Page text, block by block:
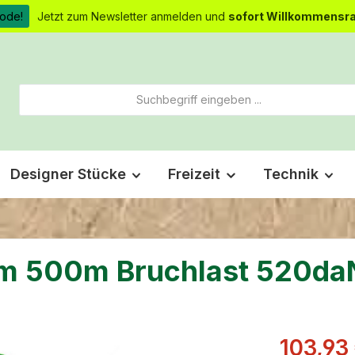
Jetzt zum Newsletter anmelden und sofort
Designer Stücke Freizeit Technik
500m Bruchlast